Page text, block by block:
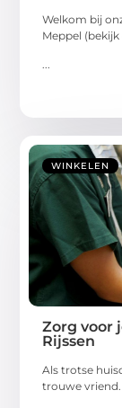
Welkom bij
Meppel
...
WINKELEN
Zorg voor
Rijssen
Als trotse
trouwe